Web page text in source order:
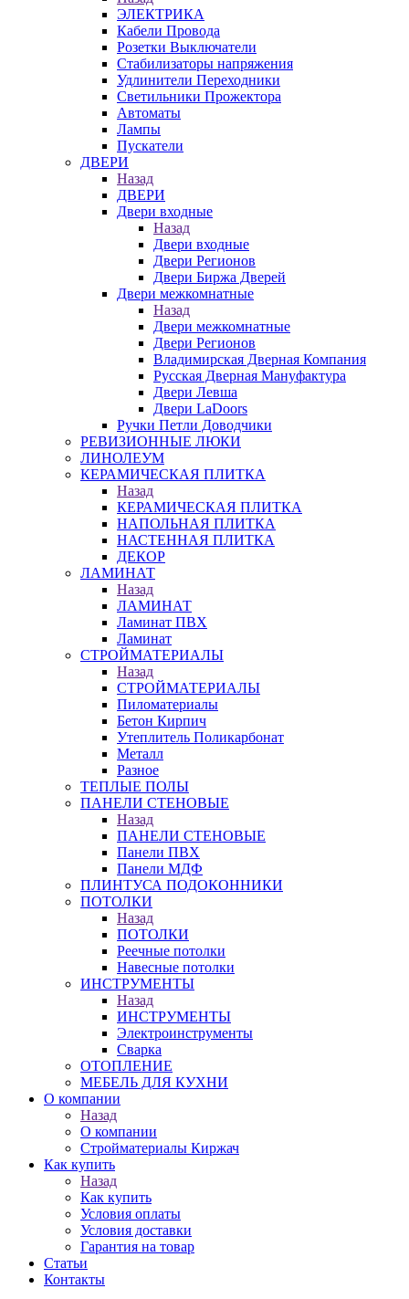
ЭЛЕКТРИКА
Кабели Провода
Розетки Выключатели
Стабилизаторы напряжения
Удлинители Переходники
Светильники Прожектора
Автоматы
Лампы
Пускатели
ДВЕРИ
Назад
ДВЕРИ
Двери входные
Назад
Двери входные
Двери Регионов
Двери Биржа Дверей
Двери межкомнатные
Назад
Двери межкомнатные
Двери Регионов
Владимирская Дверная Компания
Русская Дверная Мануфактура
Двери Левша
Двери LaDoors
Ручки Петли Доводчики
РЕВИЗИОННЫЕ ЛЮКИ
ЛИНОЛЕУМ
КЕРАМИЧЕСКАЯ ПЛИТКА
Назад
КЕРАМИЧЕСКАЯ ПЛИТКА
НАПОЛЬНАЯ ПЛИТКА
НАСТЕННАЯ ПЛИТКА
ДЕКОР
ЛАМИНАТ
Назад
ЛАМИНАТ
Ламинат ПВХ
Ламинат
СТРОЙМАТЕРИАЛЫ
Назад
СТРОЙМАТЕРИАЛЫ
Пиломатериалы
Бетон Кирпич
Утеплитель Поликарбонат
Металл
Разное
ТЕПЛЫЕ ПОЛЫ
ПАНЕЛИ СТЕНОВЫЕ
Назад
ПАНЕЛИ СТЕНОВЫЕ
Панели ПВХ
Панели МДФ
ПЛИНТУСА ПОДОКОННИКИ
ПОТОЛКИ
Назад
ПОТОЛКИ
Реечные потолки
Навесные потолки
ИНСТРУМЕНТЫ
Назад
ИНСТРУМЕНТЫ
Электроинструменты
Сварка
ОТОПЛЕНИЕ
МЕБЕЛЬ ДЛЯ КУХНИ
О компании
Назад
О компании
Стройматериалы Киржач
Как купить
Назад
Как купить
Условия оплаты
Условия доставки
Гарантия на товар
Статьи
Контакты